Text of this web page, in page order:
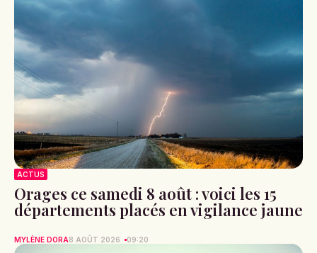
ACTUS
Orages ce samedi 8 août : voici les 15
départements placés en vigilance jaune
MYLÈNE DORA8 AOÛT 2026 09:20